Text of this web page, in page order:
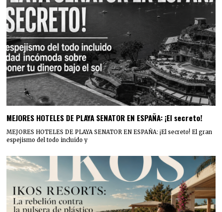
MEJORES HOTELES DE PLAYA SENATOR EN ESPAÑA: ¡El secreto!
MEJORES HOTELES DE PLAYA SENATOR EN ESPAÑA: ¡El secreto! El gran
espejismo del todo incluido y